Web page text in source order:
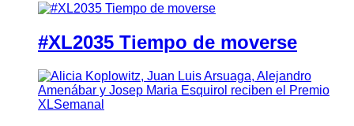
#XL2035 Tiempo de moverse